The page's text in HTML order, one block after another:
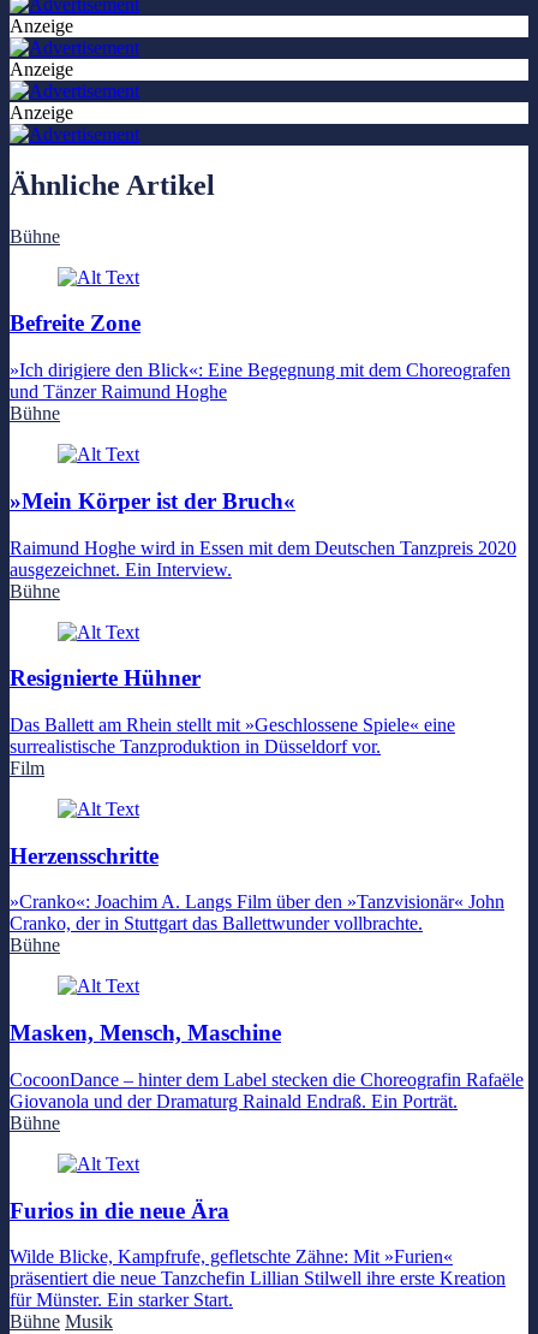
Anzeige
Anzeige
Anzeige
Ähnliche Artikel
Bühne
Befreite Zone
»Ich dirigiere den Blick«: Eine Begegnung mit dem Choreografen
und Tänzer Raimund Hoghe
Bühne
»Mein Körper ist der Bruch«
Raimund Hoghe wird in Essen mit dem Deutschen Tanzpreis 2020
ausgezeichnet. Ein Interview.
Bühne
Resignierte Hühner
Das Ballett am Rhein stellt mit »Geschlossene Spiele« eine
surrealistische Tanzproduktion in Düsseldorf vor.
Film
Herzensschritte
»Cranko«: Joachim A. Langs Film über den »Tanzvisionär« John
Cranko, der in Stuttgart das Ballettwunder vollbrachte.
Bühne
Masken, Mensch, Maschine
CocoonDance – hinter dem Label stecken die Choreografin Rafaële
Giovanola und der Dramaturg Rainald Endraß. Ein Porträt.
Bühne
Furios in die neue Ära
Wilde Blicke, Kampfrufe, gefletschte Zähne: Mit »Furien«
präsentiert die neue Tanzchefin Lillian Stilwell ihre erste Kreation
für Münster. Ein starker Start.
Bühne Musik